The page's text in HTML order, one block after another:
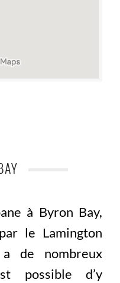
à Byron Bay,
le Lamington
de nombreux
possible d’y